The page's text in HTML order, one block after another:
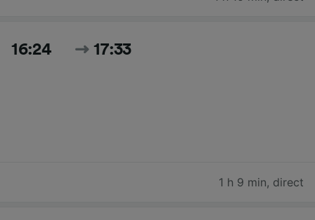
16:24 17:33
1 h 9 min, direct